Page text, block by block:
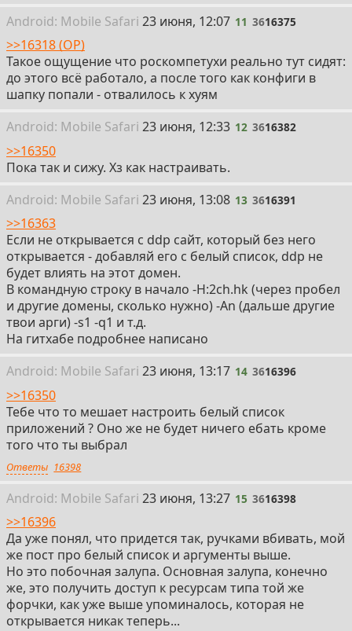
Android: Mobile Safari 11
23 июня, 12:07 11 3616375
>>16318 (OP)
Такое ощущение что роскомпетухи реально тут сидят:
до этого всё работало, а после того как конфиги в
шапку попали - отвалилось к хуям
Android: Mobile Safari 12
23 июня, 12:33 12 3616382
>>16350
Пока так и сижу. Хз как настраивать.
Android: Mobile Safari 13
23 июня, 13:08 13 3616391
>>16363
Если не открывается с ddp сайт, который без него
открывается - добавляй его с белый список, ddp не
будет влиять на этот домен.
В командную строку в начало -H:2ch.hk (через пробел
и другие домены, сколько нужно) -An (дальше другие
твои арги) -s1 -q1 и т.д.
На гитхабе подробнее написано
Android: Mobile Safari 14
23 июня, 13:17 14 3616396
>>16350
Тебе что то мешает настроить белый список
приложений ? Оно же не будет ничего ебать кроме
того что ты выбрал
Ответы 16398
Android: Mobile Safari 15
23 июня, 13:27 15 3616398
>>16396
Да уже понял, что придется так, ручками вбивать, мой
же пост про белый список и аргументы выше.
Но это побочная залупа. Основная залупа, конечно
же, это получить доступ к ресурсам типа той же
форчки, как уже выше упоминалось, которая не
открывается никак теперь...